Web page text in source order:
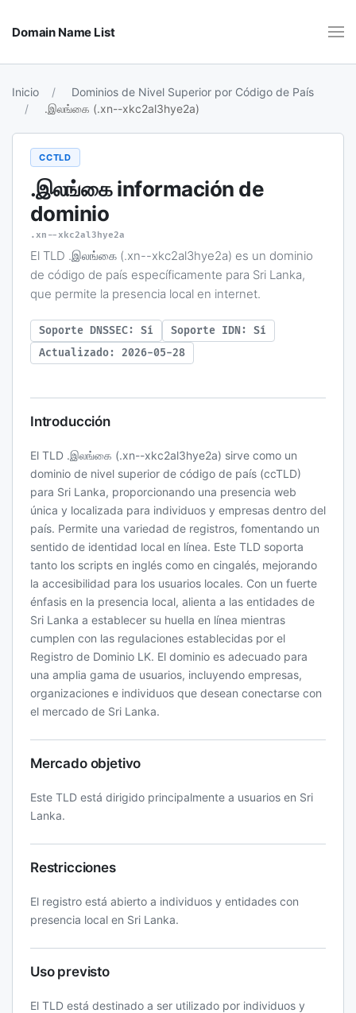
Domain Name List
Inicio
Dominios de Nivel Superior por Código de País
.இலங்கை (.xn--xkc2al3hye2a)
CCTLD
.இலங்கை información de
dominio
.xn--xkc2al3hye2a
El TLD .இலங்கை (.xn--xkc2al3hye2a) es un dominio
de código de país específicamente para Sri Lanka,
que permite la presencia local en internet.
Soporte DNSSEC: Sí
Soporte IDN: Sí
Actualizado: 2026-05-28
Introducción
El TLD .இலங்கை (.xn--xkc2al3hye2a) sirve como un
dominio de nivel superior de código de país (ccTLD)
para Sri Lanka, proporcionando una presencia web
única y localizada para individuos y empresas dentro del
país. Permite una variedad de registros, fomentando un
sentido de identidad local en línea. Este TLD soporta
tanto los scripts en inglés como en cingalés, mejorando
la accesibilidad para los usuarios locales. Con un fuerte
énfasis en la presencia local, alienta a las entidades de
Sri Lanka a establecer su huella en línea mientras
cumplen con las regulaciones establecidas por el
Registro de Dominio LK. El dominio es adecuado para
una amplia gama de usuarios, incluyendo empresas,
organizaciones e individuos que desean conectarse con
el mercado de Sri Lanka.
Mercado objetivo
Este TLD está dirigido principalmente a usuarios en Sri
Lanka.
Restricciones
El registro está abierto a individuos y entidades con
presencia local en Sri Lanka.
Uso previsto
El TLD está destinado a ser utilizado por individuos y